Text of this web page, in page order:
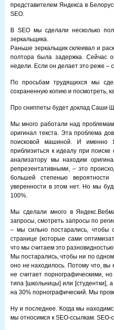
представителем Яндекса в
SEO.
В SEO мы сделали несколько
зеркальщика.
Раньше зеркальщик склеивал и
полтора была задержка. Сейчас
недели. Если он делает это реже –
По просьбам трудящихся мы
сохраненную копию и посмотреть,
Про сниппеты будет доклад Саши
Мы много работали над
оригинал текста. Эта проблема
поисковой машиной. И именно
приблизиться к идеалу при
анализатору мы находим
репрезентативными, – это
большей степенью
уверенности в этом нет. Но мы
100%.
Мы сделали много в
запросы, смотреть запросы по
– мы сильно постарались, чтобы
странице (которые сами
что мы считаем это
Мы постарались, чтобы ни по
оно не находилось. Потому что, вы
не считает порнографическими,
типа [школьницы] или [студентки],
на 30% порнографический. Мы
Ну и последнее. Когда мы
мы относимся к SEO-ссылкам.